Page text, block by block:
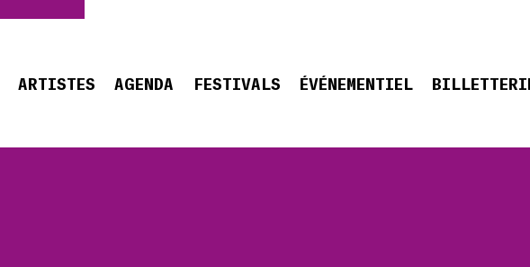
ARTISTES AGENDA FESTIVALS ÉVÉNEMENTIEL